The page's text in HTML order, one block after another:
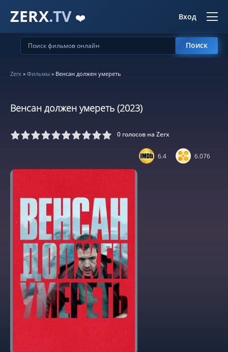
ZERX.TV ❤️ Вход
Поиск
Zerx » Фильмы » Венсан должен умереть
Венсан должен умереть (2023)
6 7 8 9 10 0 голосов на Zerx
6.4 6.076